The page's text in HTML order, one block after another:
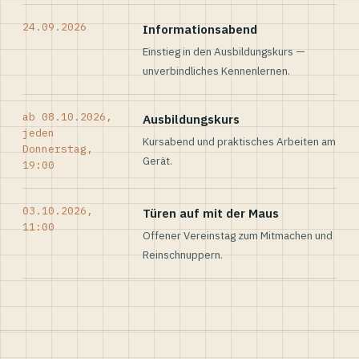
24.09.2026 Informationsabend
Einstieg in den Ausbildungskurs —
unverbindliches Kennenlernen.
ab 08.10.2026,
jeden
Donnerstag,
19:00
Ausbildungskurs
Kursabend und praktisches Arbeiten am
Gerät.
03.10.2026,
11:00
Türen auf mit der Maus
Offener Vereinstag zum Mitmachen und
Reinschnuppern.